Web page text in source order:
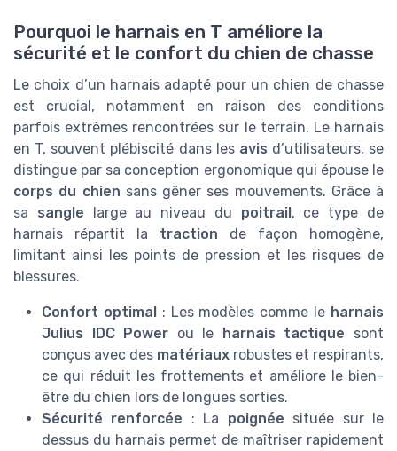
Pourquoi le harnais en T améliore la
sécurité et le confort du chien de chasse
Le choix d’un harnais adapté pour un chien de chasse
est crucial, notamment en raison des conditions
parfois extrêmes rencontrées sur le terrain. Le harnais
en T, souvent plébiscité dans les avis d’utilisateurs, se
distingue par sa conception ergonomique qui épouse le
corps du chien sans gêner ses mouvements. Grâce à
sa sangle large au niveau du poitrail, ce type de
harnais répartit la traction de façon homogène,
limitant ainsi les points de pression et les risques de
blessures.
Confort optimal: Les modèles comme le harnais
Julius IDC Power ou le harnais tactique sont
conçus avec des matériaux robustes et respirants,
ce qui réduit les frottements et améliore le bien-
être du chien lors de longues sorties.
Sécurité renforcée : La poignée située sur le
dessus du harnais permet de maîtriser rapidement